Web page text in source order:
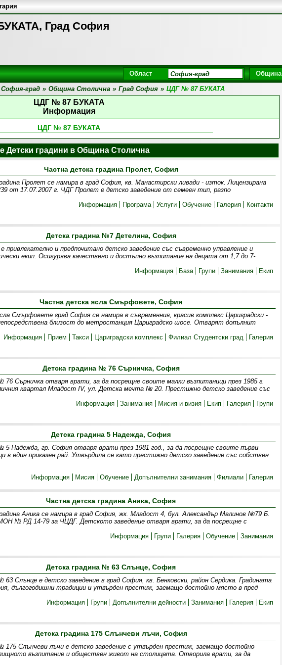
Град София
Област Община
град » Община Столична » Град София » ЦДГ № 87 БУКАТА
ЦДГ № 87 БУКАТА
Информация
ЦДГ № 87 БУКАТА
Детски градини в Община Столична
Частна детска градина Пролет, София
Пролет се намира в град София, кв. Манастирски ливади - изток. Лицензирана
17.07.2007 г. ЧДГ Пролет е детско заведение от семеен тип, разпо
Информация
Програма Услуги Обучение Галерия Контакти
Детска градина №7 Детелина, София
и предпочитано детско заведение със съвременно управление и
екип. Осигурява качествено и достъпно възпитание на децата от 1,7 до 7-
Информация
База Групи Занимания Екип
Частна детска ясла Смърфовете, София
Смърфовете град София се намира в съвременния, красив комплекс Цариградски -
близост до метростанция Цариградско шосе. Отварят допълнит
Информация
Прием Такси Цариградски комплекс Филиал Студентски град Галерия
Детска градина № 76 Сърничка, София
76 Сърничка отваря врати, за да посрещне своите малки възпитаници през 1985 г.
квартал Младост IV, ул. Детска мечта № 20. Престижно детско заведение със
Информация
Занимания Мисия и визия Екип Галерия Групи
Детска градина 5 Надежда, София
5 Надежда, гр. София отваря врати през 1981 год., за да посрещне своите първи
в един приказен рай. Утвърдила се като престижно детско заведение със собствен
Информация
Мисия Обучение Допълнителни занимания Филиали Галерия
Частна детска градина Аника, София
Аника се намира в град София, жк. Младост 4, бул. Александър Малинов №79 Б.
№ РД 14-79 за ЧЦДГ. Детското заведение отваря врати, за да посрещне с
Информация
Групи Галерия Обучение Занимания
Детска градина № 63 Слънце, София
63 Слънце е детско заведение в град София, кв. Бенковски, район Сердика. Градината
дългогодишни традиции и утвърден престиж, заемащо достойно място в пред
Информация
Групи Допълнителни дейности Занимания Галерия Екип
Детска градина 175 Слънчеви лъчи, София
175 Слънчеви лъчи e детско заведение с утвърден престиж, заемащо достойно
възпитание и обществен живот на столицата. Отворила врати, за да